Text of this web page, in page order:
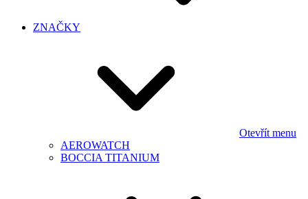
ZNAČKY
Otevřít menu
AEROWATCH
BOCCIA TITANIUM